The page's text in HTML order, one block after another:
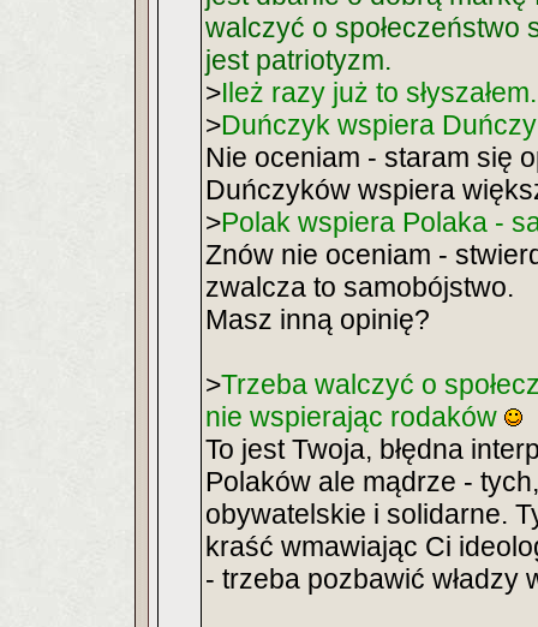
walczyć o społeczeństwo
jest patriotyzm.
>Ileż razy już to słyszałem.
>Duńczyk wspiera
Nie oceniam - staram się
Duńczyków wspiera
>Polak wspiera Polaka -
Znów nie oceniam -
zwalcza to samobójstwo.
Masz inną opinię?
>Trzeba walczyć o
nie wspierając rodaków
To jest Twoja, błędna
Polaków ale mądrze -
obywatelskie i solidarne.
kraść wmawiając Ci
- trzeba pozbawić władzy